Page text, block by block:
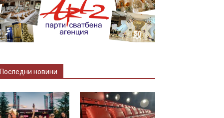
Последни новини